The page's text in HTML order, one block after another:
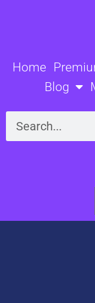
Home
Blog
Search